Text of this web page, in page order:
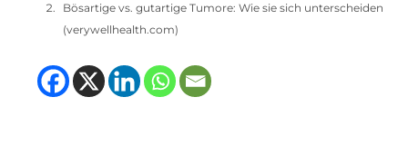
Bösartige vs. gutartige Tumore: Wie sie sich unterscheiden
(verywellhealth.com)
(opens in new tab)
(opens in new tab)
(opens in new
(opens in new